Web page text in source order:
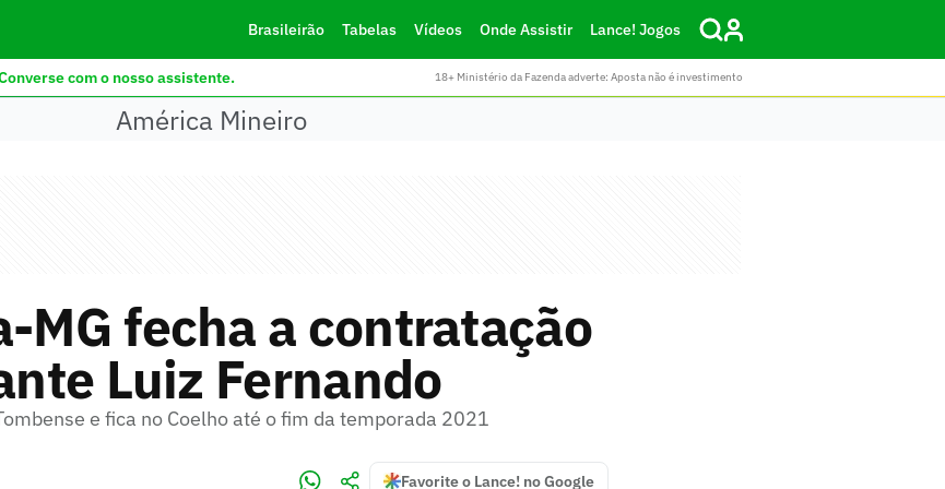
Brasileirão Tabelas Vídeos Onde Assistir Lance! Jogos
com o nosso assistente. 18+ Ministério da Fazenda adverte: Aposta não é investimento
América Mineiro
MG fecha a contratação
Luiz Fernando
e fica no Coelho até o fim da temporada 2021
Favorite o Lance! no Google